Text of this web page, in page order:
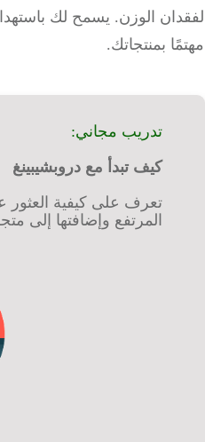
الوزن. يسمح لك
بمنتجاتك.
تدريب مجاني:
كيف تبدأ مع دروبشيبينغ
تعرف على كيفية العثور
المرتفع وإضافتها إلى